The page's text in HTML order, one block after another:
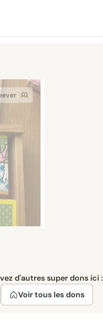
d'autres super dons ici :
Voir tous les dons